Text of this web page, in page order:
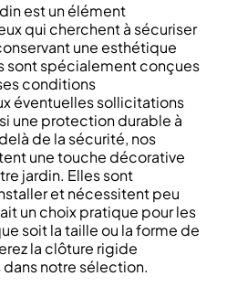
est un élément
qui cherchent à sécuriser
une esthétique
sont spécialement conçues
conditions
éventuelles sollicitations
une protection durable à
de la sécurité, nos
une touche décorative
jardin. Elles sont
et nécessitent peu
un choix pratique pour les
soit la taille ou la forme de
la clôture rigide
notre sélection.